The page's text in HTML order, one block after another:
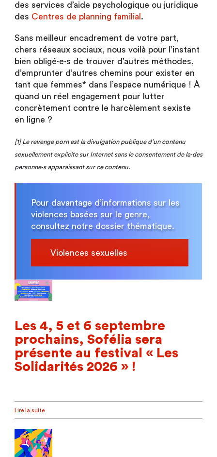
des services d’aide psychologique ou juridique
des Centres de planning familial .
Sans meilleur encadrement de votre part,
chers réseaux sociaux, nous voilà pour l’instant
bien obligé·e·s de trouver d’autres méthodes,
d’emprunter d’autres chemins pour exister en
tant que femmes* dans l’espace numérique ! À
quand un réel engagement pour lutter
concrètement contre le harcèlement sexiste
en ligne ?
[1] Le revenge porn est la divulgation publique d’un contenu
sexuellement explicite sur Internet sans le consentement de la·des
personne·s apparaissant sur ce contenu.
Pour davantage d’informations sur les
violences basées sur le genre,
consultez notre dossier thématique.
Violences sexuelles
Les 4, 5 et 6 septembre
prochains, Sofélia sera
présente au festival « Les
Solidarités 2026 » !
Lire la suite